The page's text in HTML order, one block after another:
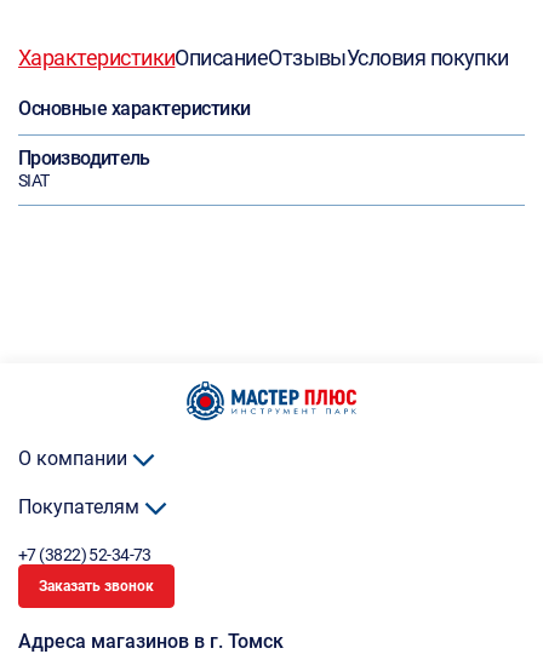
ХарактеристикиОписаниеОтзывыУсловия покупки
Основные характеристики
Производитель
SIAT
О компании
Покупателям
+7 (3822) 52-34-73
Заказать звонок
Адреса магазинов в г. Томск